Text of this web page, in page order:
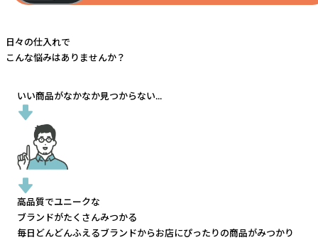
日々の仕入れで
こんな悩みはありませんか？
いい商品がなかなか見つからない...
高品質でユニークな
ブランドがたくさんみつかる
毎日どんどんふえるブランドからお店にぴったりの商品がみつかり